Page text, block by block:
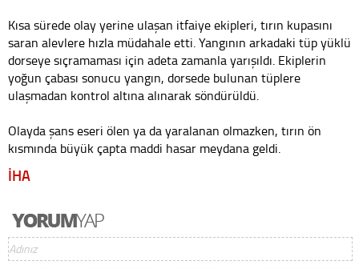
Kısa sürede olay yerine ulaşan itfaiye ekipleri, tırın kupasını
saran alevlere hızla müdahale etti. Yangının arkadaki tüp yüklü
dorseye sıçramaması için adeta zamanla yarışıldı. Ekiplerin
yoğun çabası sonucu yangın, dorsede bulunan tüplere
ulaşmadan kontrol altına alınarak söndürüldü.
Olayda şans eseri ölen ya da yaralanan olmazken, tırın ön
kısmında büyük çapta maddi hasar meydana geldi.
İHA